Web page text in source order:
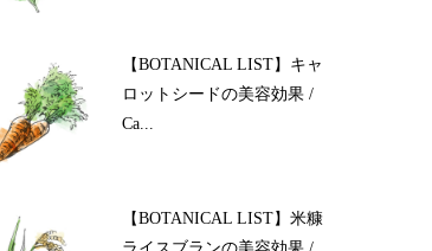
【BOTANICAL LIST】キャ
ロットシードの美容効果 /
Ca...
【BOTANICAL LIST】米糠